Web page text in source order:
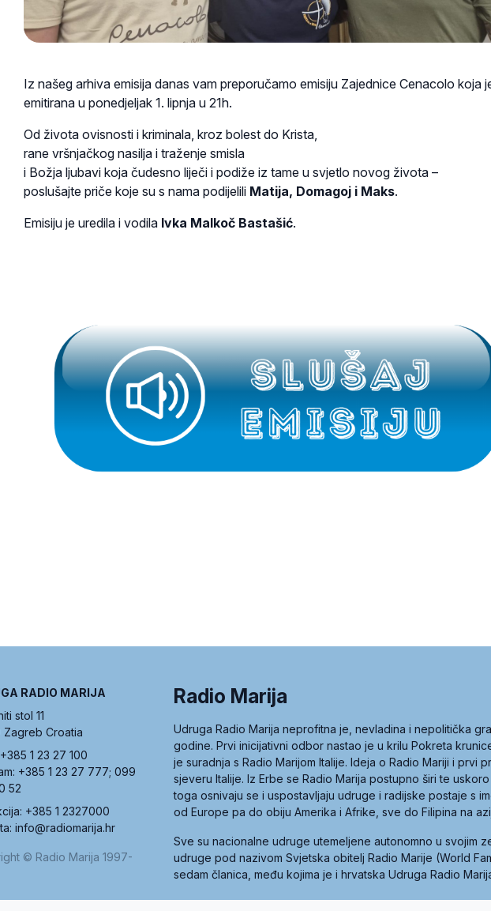
Iz našeg arhiva emisija danas vam preporučamo emisiju Zajednice Cenacolo koja
emitirana u ponedjeljak 1. lipnja u 21h.
Od života ovisnosti i kriminala, kroz bolest do Krista,
rane vršnjačkog nasilja i traženje smisla
i Božja ljubavi koja čudesno liječi i podiže iz tame u svjetlo novog života –
poslušajte priče koje su s nama podijelili Matija, Domagoj i Maks.
Emisiju je uredila i vodila Ivka Malkoč Bastašić.
RADIO MARIJA
stol 11
Zagreb Croatia
1 23 27 100
+385 1 23 27 777; 099
52
+385 1 2327000
info@radiomarija.hr
© Radio Marija 1997-
Radio Marija
Udruga Radio Marija neprofitna je, nevladina i nepolitička
godine. Prvi inicijativni odbor nastao je u krilu Pokreta
je suradnja s Radio Marijom Italije. Ideja o Radio Mariji i prvi
sjeveru Italije. Iz Erbe se Radio Marija postupno širi te
toga osnivaju se i uspostavljaju udruge i radijske postaje s
od Europe pa do obiju Amerika i Afrike, sve do Filipina na
Sve su nacionalne udruge utemeljene autonomno u svojim
udruge pod nazivom Svjetska obitelj Radio Marije (World
sedam članica, među kojima je i hrvatska Udruga Radio